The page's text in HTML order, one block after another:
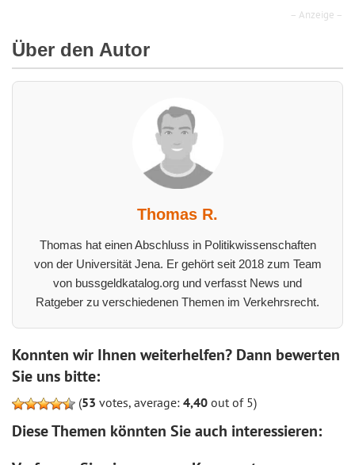
– Anzeige –
Über den Autor
Thomas R.
Thomas hat einen Abschluss in Politikwissenschaften
von der Universität Jena. Er gehört seit 2018 zum Team
von bussgeldkatalog.org und verfasst News und
Ratgeber zu verschiedenen Themen im Verkehrsrecht.
Konnten wir Ihnen weiterhelfen? Dann bewerten
Sie uns bitte:
(53 votes, average: 4,40 out of 5)
Diese Themen könnten Sie auch interessieren: